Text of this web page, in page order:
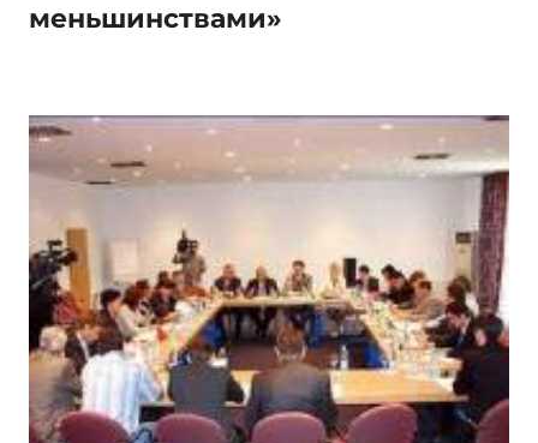
меньшинствами»